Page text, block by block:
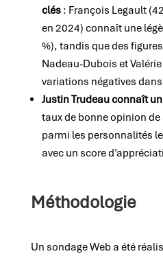
clés: François Legault
en 2024) connaît une
%), tandis que des
Nadeau-Dubois et
variations négatives
Justin Trudeau connaît
taux de bonne opinion
parmi les personnalités
avec un score
Méthodologie
Un sondage Web a été